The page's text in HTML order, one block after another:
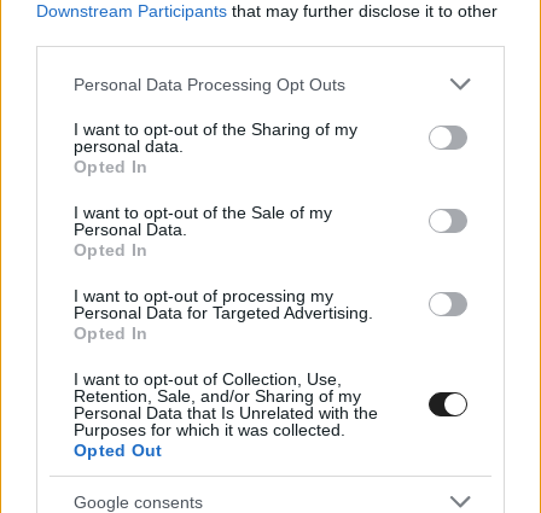
Downstream Participants that may further disclose it to other
Please note that this website/app uses one or more Google
not limited to your visit or usage behaviour. You may click to
grant or deny consent to Google and its third-party tags to
use your data for below specified purposes in below Google
consent section.
Personal Data Processing Opt Outs
I want to opt-out of the Sharing of my
personal data.
Opted In
I want to opt-out of the Sale of my
Personal Data.
Opted In
I want to opt-out of processing my
Personal Data for Targeted Advertising.
Opted In
I want to opt-out of Collection, Use,
Retention, Sale, and/or Sharing of my
Personal Data that Is Unrelated with the
Purposes for which it was collected.
Opted Out
Google consents
FORMA-1 / 2023. MÁRC. 3.
A Red Bullt másolja a Mercedes a
legújabb megoldásával
A turbóhibrid éra kezdete óta a Mercedes hosszú évekig
dominált a Forma-1-ben. A brackley-i istálló mindig is
gyorsabb volt az egyenesekben a rivális csapatokhoz képest,
de ez a trend megváltozott az új szabályok érkezésével. Az